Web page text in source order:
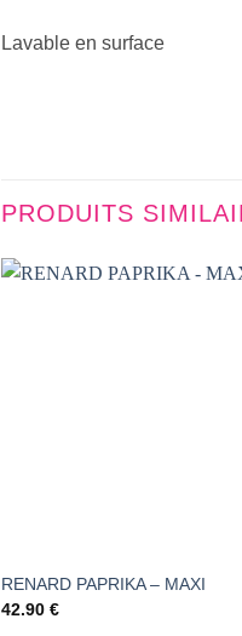
Lavable en surface
PRODUITS
RENARD PAPRIKA – MAXI
42.90 €